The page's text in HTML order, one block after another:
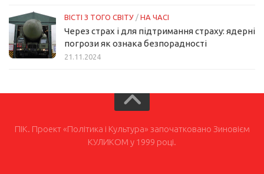
ВІСТІ З ТОГО СВІТУ / НА ЧАСІ
Через страх і для підтримання страху: ядерні
погрози як ознака безпорадності
21.11.2024
ПІК. Проект «Політика і Культура» започатковано Зиновієм
КУЛИКОМ у 1999 році.